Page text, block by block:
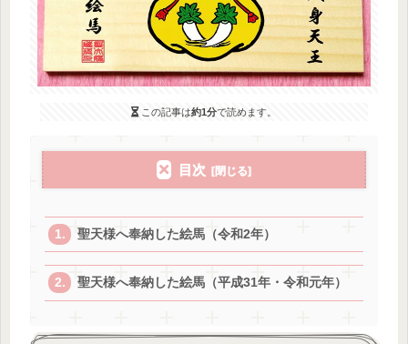
この記事は約1分で読めます。
目次
聖天様へ奉納した絵馬（令和2年）
聖天様へ奉納した絵馬（平成31年・令和元年）